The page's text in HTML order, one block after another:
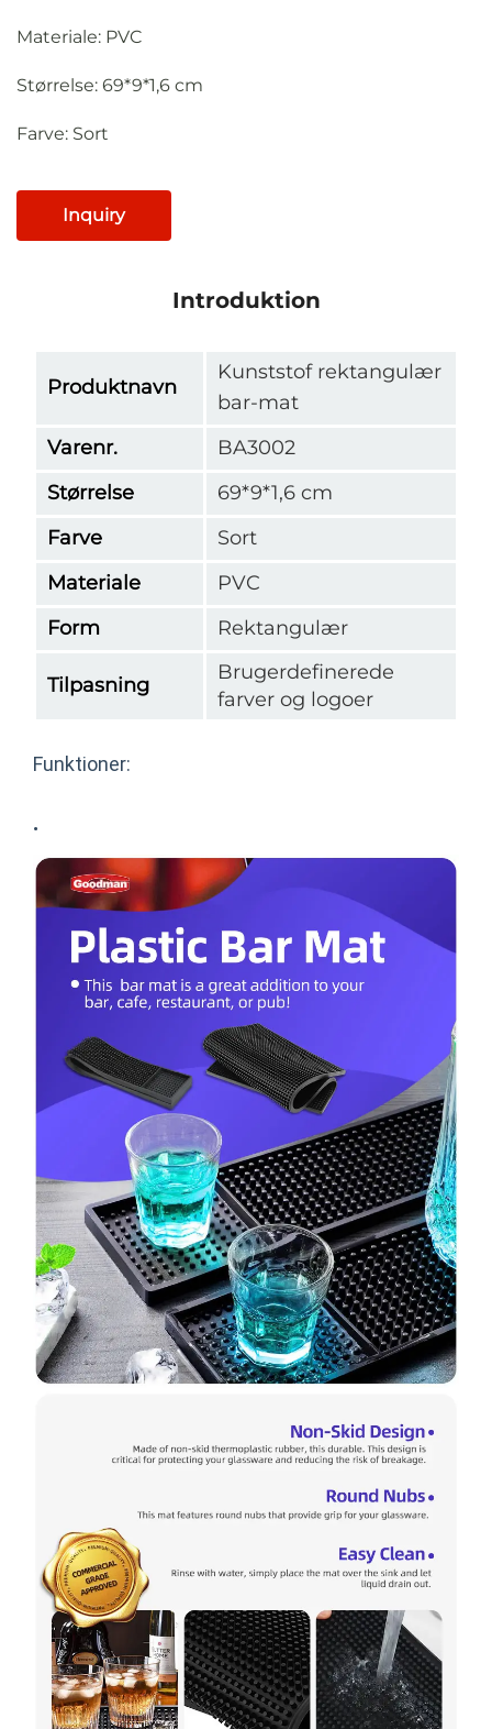
Materiale: PVC
Størrelse: 69*9*1,6 cm
Farve: Sort
Inquiry
Introduktion
Produktnavn
Kunststof rektangulær
bar-mat
Varenr.
BA3002
Størrelse
69*9*1,6 cm
Farve
Sort
Materiale
PVC
Form
Rektangulær
Tilpasning
Brugerdefinerede
farver og logoer
Funktioner:
·